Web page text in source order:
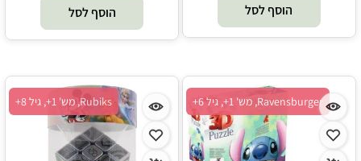
הוסף לסל הוסף לסל
Ravensburger, מש' 1+, גיל 6+ Rubiks, מש' 1+, גיל 8+